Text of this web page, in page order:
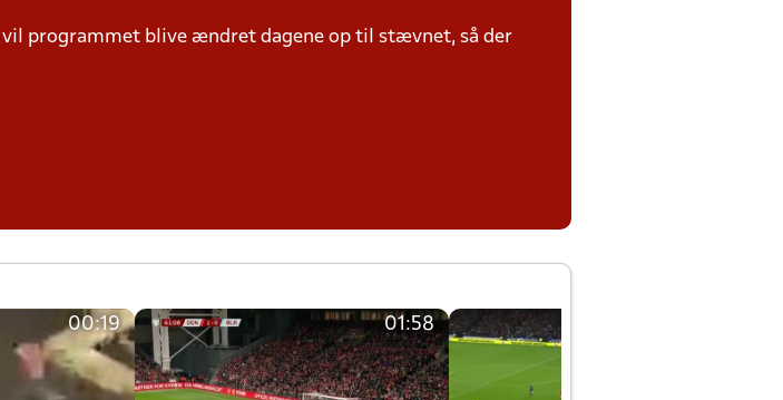
programmet blive ændret dagene op til stævnet, så der
00:19 01:58